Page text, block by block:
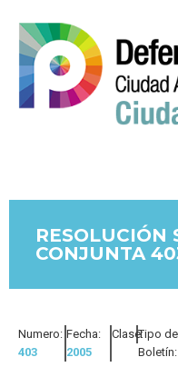
RESOLUCIÓN
CONJUNTA
Numero:
403
Fecha:
2005
Clase:Tipo de
Boletín: